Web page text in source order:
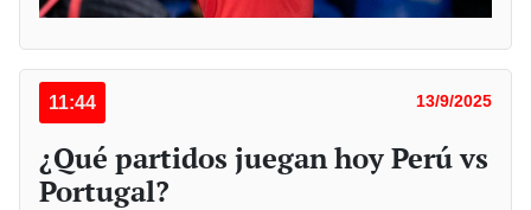
11:44 13/9/2025
¿Qué partidos juegan hoy Perú vs
Portugal?